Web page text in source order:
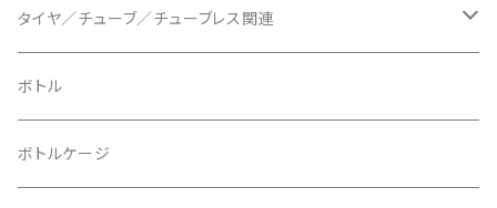
BONTRAGER/ボントレガー
BURGTEC/バーグテック
BUSCH＋MULLER/ブッシュ＆ミュラー
ディスクブレーキ
ブレーキローター
ブレーキパッド
ディレーラーハンガー
トップキャップ
シートクランプ
ビンディングペダル
フラットペダル
クリート
タイヤ／チューブ／チューブレス関連
700c
29" / 27.5"
ボトル
ボトルケージ